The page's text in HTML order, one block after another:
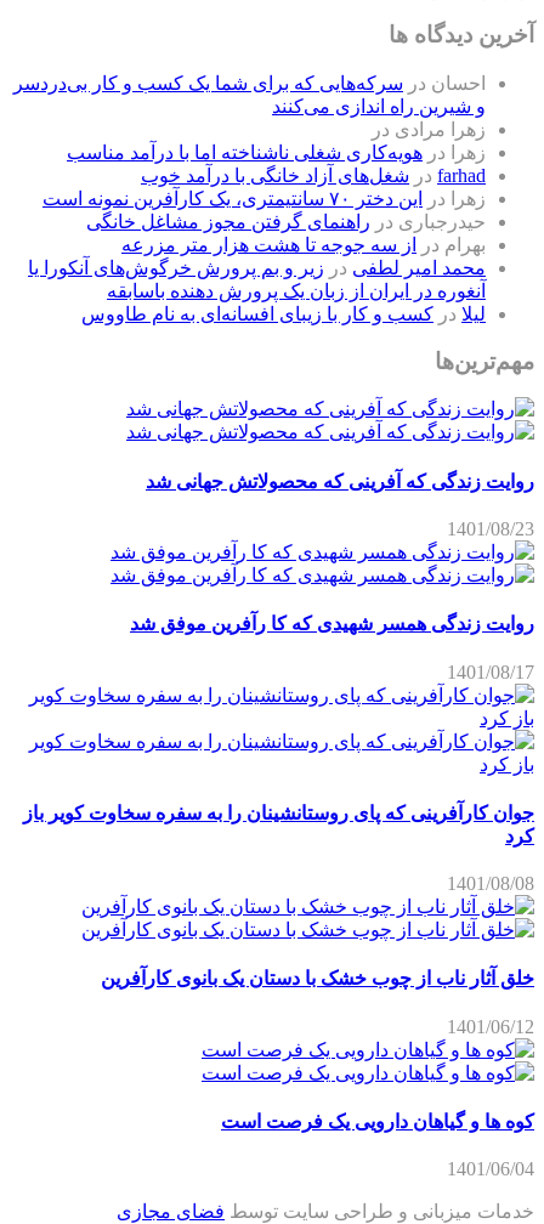
آخرین دیدگاه ها
احسان در سرکه‌هایی که برای شما یک کسب و کار بی‌دردسر
و شیرین راه اندازی می‌کنند
زهرا مرادی در
زهرا
در هویه‌کاری شغلی ناشناخته اما با درآمد مناسب
farhad در شغل‌های آزاد خانگی با درآمد خوب
زهرا
در
این دختر ۷۰ سانتیمتری، یک کارآفرین نمونه است
حیدرجباری در راهنمای گرفتن مجوز مشاغل خانگی
بهرام در
از سه جوجه تا هشت هزار متر مزرعه
محمد امیر لطفی در زیر و بم پرورش خرگوش‌های آنکورا یا
آنغوره در ایران از زبان یک پرورش دهنده باسابقه
لیلا در کسب و کار با زیبای افسانه‌ای به نام طاووس
مهم‌ترین‌ها
روایت زندگی که آفرینی که محصولاتش جهانی شد
1401/08/23
روایت زندگی همسر شهیدی که کا رآفرین موفق شد
1401/08/17
جوان کارآفرینی که پای روستانشینان را به سفره سخاوت کویر باز
کرد
1401/08/08
خلق آثار ناب از چوب خشک با دستان یک بانوی کارآفرین
1401/06/12
کوه ها و گیاهان دارویی یک فرصت است
1401/06/04
خدمات میزبانی و طراحی سایت توسط فضای مجازی